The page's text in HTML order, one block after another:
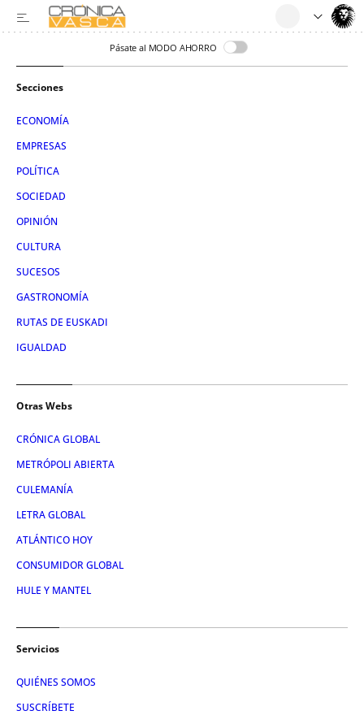
Pásate al MODO AHORRO
Secciones
ECONOMÍA
EMPRESAS
POLÍTICA
SOCIEDAD
OPINIÓN
CULTURA
SUCESOS
GASTRONOMÍA
RUTAS DE EUSKADI
IGUALDAD
Otras Webs
CRÓNICA GLOBAL
METRÓPOLI ABIERTA
CULEMANÍA
LETRA GLOBAL
ATLÁNTICO HOY
CONSUMIDOR GLOBAL
HULE Y MANTEL
Servicios
QUIÉNES SOMOS
SUSCRÍBETE